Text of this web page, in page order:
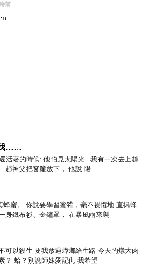
能白白陪葬
前
我……
活著的時候: 他怕見太陽光 我有一次去上趙
趙神父把窗簾放下， 他說:陽
蜂蜜。 你說要學習蜜獾，毫不畏懼地 直搗蜂
身鐵布衫、金鐘罩， 在暴風雨來襲
可以殺生 要我放過蟑螂給生路 今天的燉大肉
？ 蛤？別說師妹愛記仇 我希望